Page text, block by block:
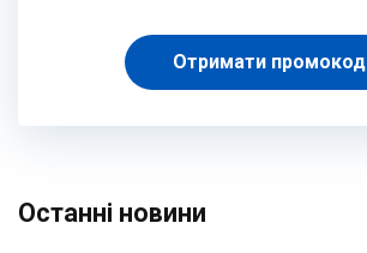
Отримати промокод
Останні новини